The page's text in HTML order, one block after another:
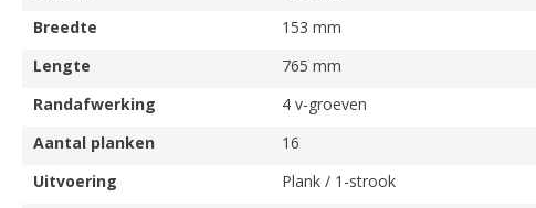
Breedte
153 mm
Lengte
765 mm
Randafwerking
4 v-groeven
Aantal planken
16
Uitvoering
Plank / 1-strook